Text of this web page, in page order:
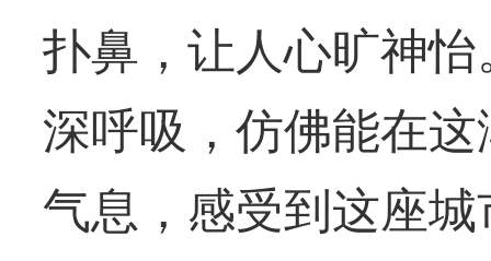
扑鼻，让人心旷神
深呼吸，仿佛能在
气息，感受到这座